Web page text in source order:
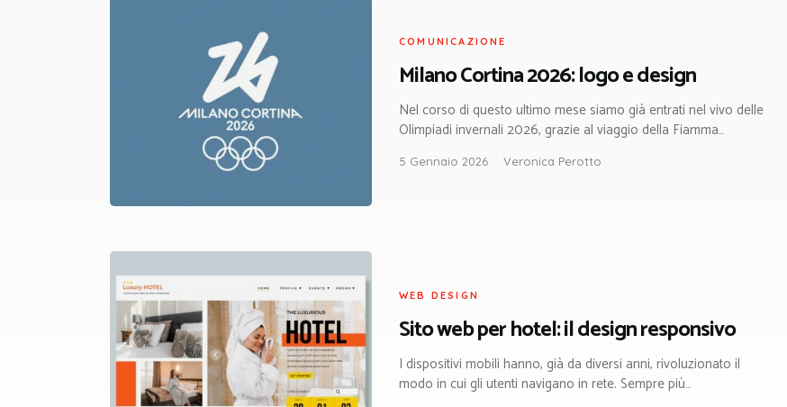
COMUNICAZIONE
Milano Cortina 2026: logo e design
Nel corso di questo ultimo mese siamo già entrati nel vivo delle
Olimpiadi invernali 2026, grazie al viaggio della Fiamma…
5 Gennaio 2026 Veronica Perotto
WEB DESIGN
Sito web per hotel: il design responsivo
I dispositivi mobili hanno, già da diversi anni, rivoluzionato il
modo in cui gli utenti navigano in rete. Sempre più…